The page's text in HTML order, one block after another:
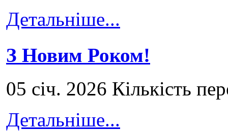
Детальніше...
З Новим Роком!
05 січ. 2026 Кількість
Детальніше...